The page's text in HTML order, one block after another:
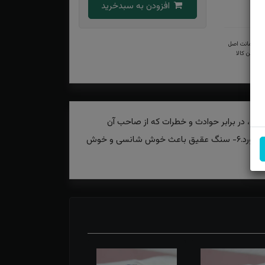
ضمانت اصل
بودن کالا
سنگ عقیق همراه داشتن آن فقر را دور می‌کند از بین می برد.۲- باعث فراخی و زیادی رزق و روزی می شود.۳- دفع بلا، در برابر حوادث و خطرات که از صاحب آن
محافظت می کند.۴- برای محافظت از چشم زخم توصیه شده است.۵- ترس را از بین می‌برد و شجاعت را برای صاحبش به ارمغان می آورد.۶- سنگ عقیق باعث خوش شانسی و خوش